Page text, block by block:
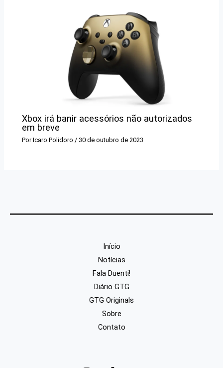
Xbox irá banir acessórios não autorizados
em breve
PorIcaro Polidoro / 30 de outubro de 2023
Início
Notícias
Fala Duenti!
Diário GTG
GTG Originals
Sobre
Contato